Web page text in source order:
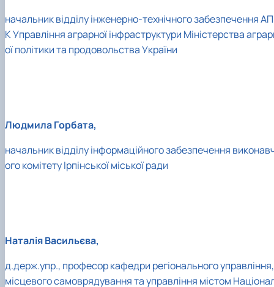
начальник відділу інженерно-технічного забезпечення АП
К Управління аграрної інфраструктури Міністерства
ої політики та продовольства України
Людмила Горбата,
начальник відділу інформаційного забезпечення
ого комітету Ірпінської міської ради
Наталія Васильєва,
д.держ.упр., професор кафедри регіонального управління,
місцевого самоврядування та управління містом